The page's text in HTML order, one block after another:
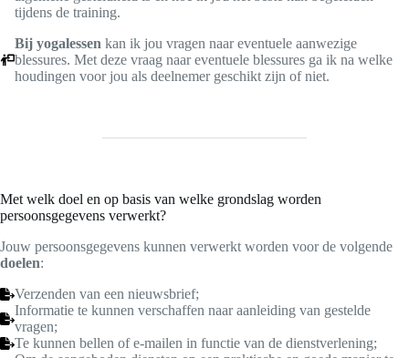
tijdens de training.
Bij yogalessen kan ik jou vragen naar eventuele aanwezige
blessures. Met deze vraag naar eventuele blessures ga ik na welke
houdingen voor jou als deelnemer geschikt zijn of niet.
Met welk doel en op basis van welke grondslag worden
persoonsgegevens verwerkt?
Jouw persoonsgegevens kunnen verwerkt worden voor de volgende
doelen:
Verzenden van een nieuwsbrief;
Informatie te kunnen verschaffen naar aanleiding van gestelde
vragen;
Te kunnen bellen of e-mailen in functie van de dienstverlening;